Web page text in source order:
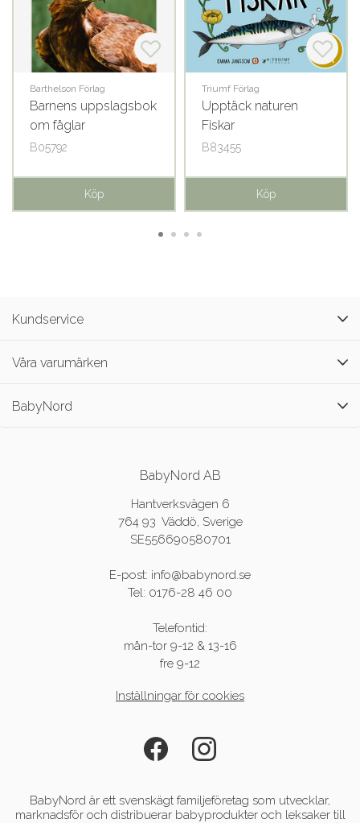
Barthelson Förlag
Barnens uppslagsbok
om fåglar
B05792
Köp
Triumf Förlag
Upptäck naturen
Fiskar
B83455
Köp
Kundservice
Våra varumärken
BabyNord
BabyNord AB
Hantverksvägen 6
764 93 Väddö, Sverige
SE556690580701
E-post: info@babynord.se
Tel: 0176-28 46 00
Telefontid:
mån-tor 9-12 & 13-16
fre 9-12
Inställningar för cookies
BabyNord är ett svenskägt familjeföretag som utvecklar,
marknadsför och distribuerar babyprodukter och leksaker till